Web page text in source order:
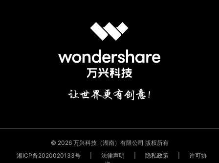
© 2026 万兴科技（湖南）有限公司 版权所有
湘ICP备2020020133号
法律声明 隐私政策
许可协